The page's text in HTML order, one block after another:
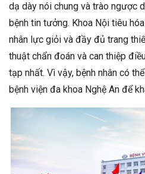
dạ dày nói chung và trào ngược
bệnh tin tưởng. Khoa Nội tiêu
nhân lực giỏi và đầy đủ trang
thuật chẩn đoán và can thiệp
tạp nhất. Vì vậy, bệnh nhân có
bệnh viện đa khoa Nghệ An để